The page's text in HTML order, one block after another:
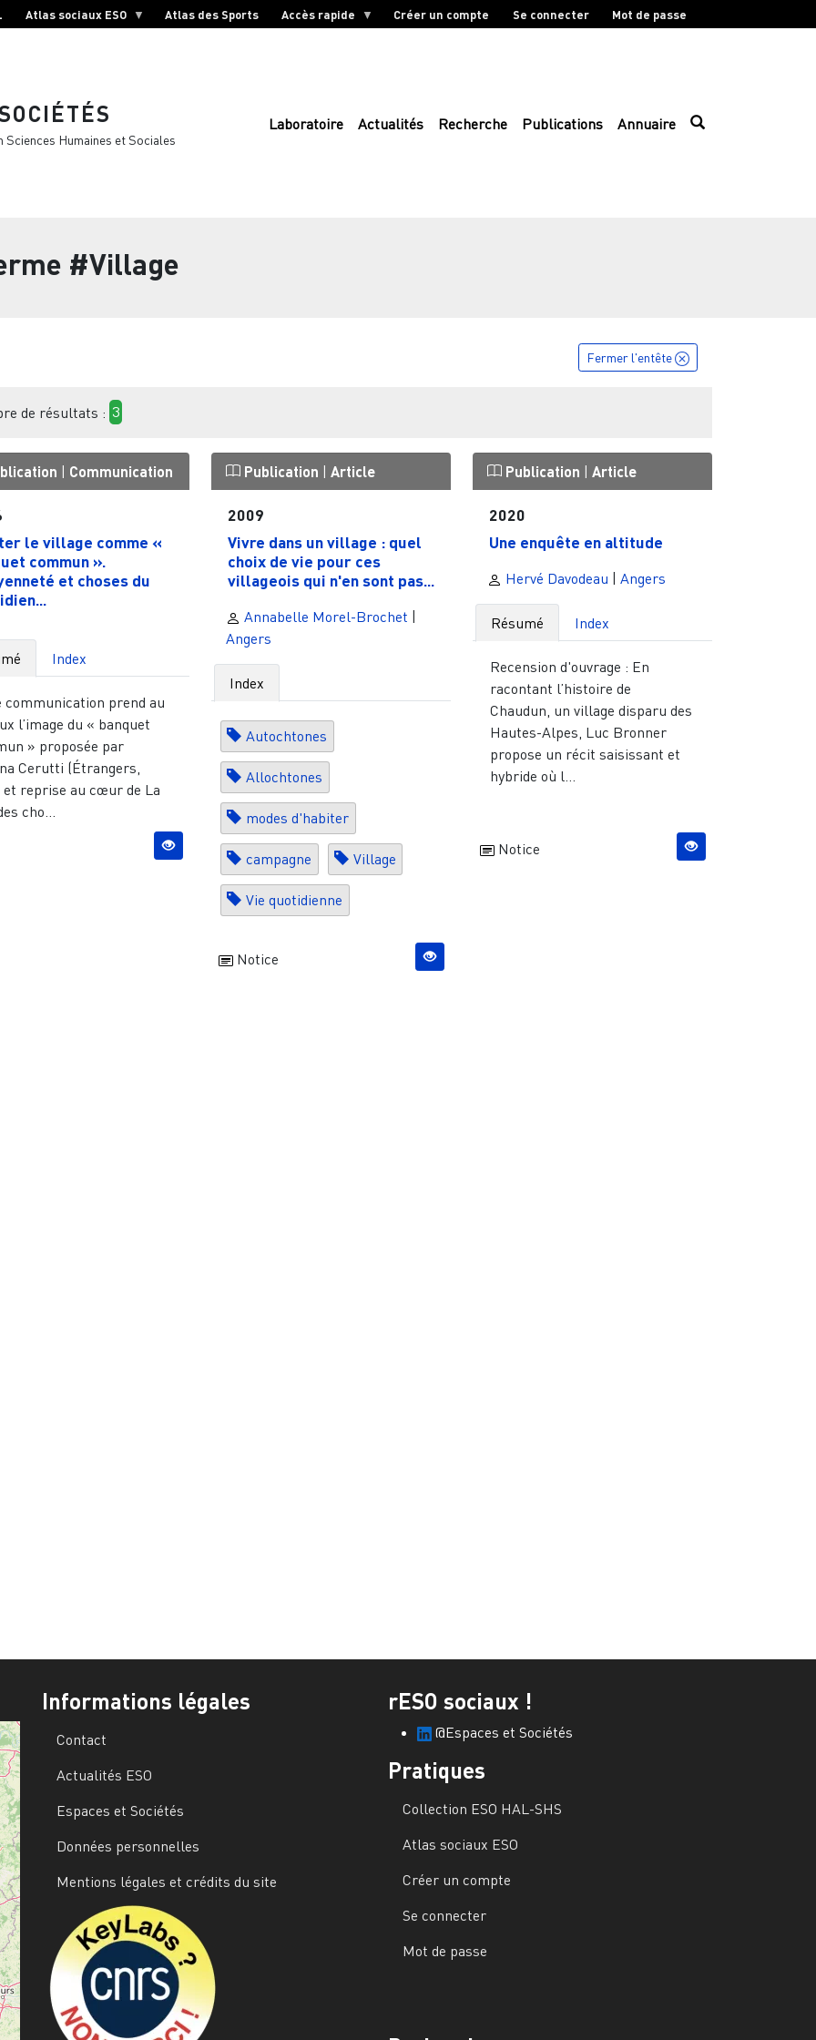
Atlas sociaux ESO Atlas des Sports Accès rapide Créer un compte Se connecter Mot de passe
Humaines et Sociales
Laboratoire Actualités Recherche Publications Annuaire
#Village
Fermer l'entête
de résultats : 3
| Communication
le village comme «
commun ».
et choses du
Index
communication prend au
l’image du « banquet
» proposée par
Cerutti (Étrangers,
et reprise au cœur de La
cho...
Publication | Article
2009
Vivre dans un village : quel
choix de vie pour ces
villageois qui n'en sont pas...
Annabelle Morel-Brochet |
Angers
Index
Autochtones
Allochtones
modes d'habiter
campagne Village
Vie quotidienne
Notice
Publication | Article
2020
Une enquête en altitude
Hervé Davodeau | Angers
Résumé Index
Recension d'ouvrage : En
racontant l’histoire de
Chaudun, un village disparu des
Hautes-Alpes, Luc Bronner
propose un récit saisissant et
hybride où l...
Notice
Informations légales
Contact
Actualités ESO
Espaces et Sociétés
Données personnelles
Mentions légales et crédits du site
rESO sociaux !
@Espaces et Sociétés
Pratiques
Collection ESO HAL-SHS
Atlas sociaux ESO
Créer un compte
Se connecter
Mot de passe